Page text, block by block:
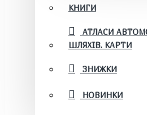
КНИГИ
АТЛАСИ
ШЛЯХІВ. КАРТИ
ЗНИЖКИ
НОВИНКИ